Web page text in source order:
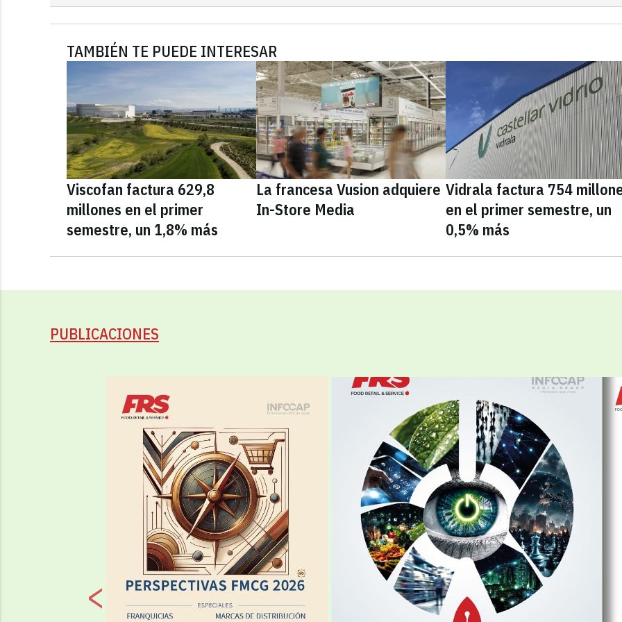
TAMBIÉN TE PUEDE INTERESAR
Viscofan factura 629,8
millones en el primer
semestre, un 1,8% más
La francesa Vusion adquiere
In-Store Media
Vidrala factura 754
en el primer semestre, un
0,5% más
PUBLICACIONES